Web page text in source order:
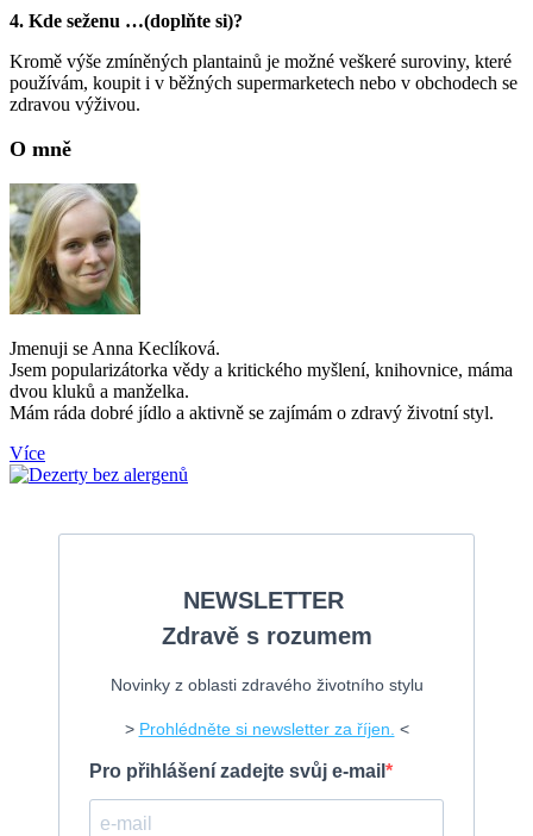
4. Kde seženu …(doplňte si)?
Kromě výše zmíněných plantainů je možné veškeré suroviny, které
používám, koupit i v běžných supermarketech nebo v obchodech se
zdravou výživou.
O mně
Jmenuji se Anna Keclíková.
Jsem popularizátorka vědy a kritického myšlení, knihovnice, máma
dvou kluků a manželka.
Mám ráda dobré jídlo a aktivně se zajímám o zdravý životní styl.
Více